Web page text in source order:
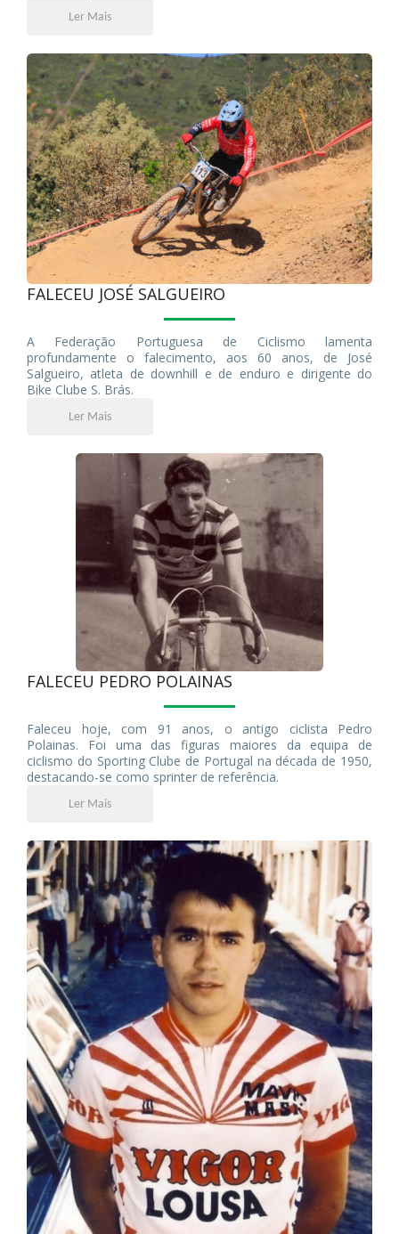
Ler Mais
FALECEU JOSÉ SALGUEIRO
A Federação Portuguesa de Ciclismo lamenta
profundamente o falecimento, aos 60 anos, de José
Salgueiro, atleta de downhill e de enduro e dirigente do
Bike Clube S. Brás.
Ler Mais
FALECEU PEDRO POLAINAS
Faleceu hoje, com 91 anos, o antigo ciclista Pedro
Polainas. Foi uma das figuras maiores da equipa de
ciclismo do Sporting Clube de Portugal na década de 1950,
destacando-se como sprinter de referência.
Ler Mais